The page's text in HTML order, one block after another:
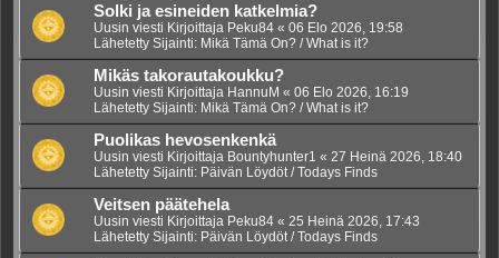
Solki ja esineiden katkelmia?
Uusin viesti Kirjoittaja Peku84 « 06 Elo 2026, 19:58
Lähetetty Sijainti: Mikä Tämä On? / What is it?
Mikäs takorautakoukku?
Uusin viesti Kirjoittaja HannuM « 06 Elo 2026, 16:19
Lähetetty Sijainti: Mikä Tämä On? / What is it?
Puolikas hevosenkenkä
Uusin viesti Kirjoittaja Bountyhunter1 « 27 Heinä 2026, 18:40
Lähetetty Sijainti: Päivän Löydöt / Todays Finds
Veitsen päätehela
Uusin viesti Kirjoittaja Peku84 « 25 Heinä 2026, 17:43
Lähetetty Sijainti: Päivän Löydöt / Todays Finds